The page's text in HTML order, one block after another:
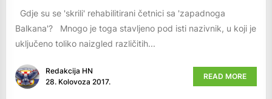
Gdje su se 'skrili' rehabilitirani četnici sa 'zapadnoga
Balkana'? Mnogo je toga stavljeno pod isti nazivnik, u koji je
uključeno toliko naizgled različitih...
Redakcija HN
28. Kolovoza 2017.
READ MORE